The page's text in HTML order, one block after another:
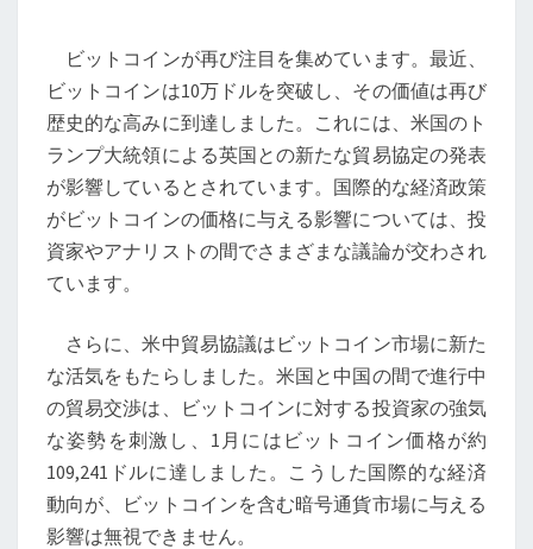
上
昇、
金
の
ア
ッ
プ
ト
版
と
し
て
の
ビットコインが再び注目を集めています。最近、
ビットコインは10万ドルを突破し、その価値は再び
歴史的な高みに到達しました。これには、米国のト
ランプ大統領による英国との新たな貿易協定の発表
が影響しているとされています。国際的な経済政策
がビットコインの価格に与える影響については、投
資家やアナリストの間でさまざまな議論が交わされ
ています。
さらに、米中貿易協議はビットコイン市場に新た
な活気をもたらしました。米国と中国の間で進行中
の貿易交渉は、ビットコインに対する投資家の強気
な姿勢を刺激し、1月にはビットコイン価格が約
109,241ドルに達しました。こうした国際的な経済
動向が、ビットコインを含む暗号通貨市場に与える
影響は無視できません。